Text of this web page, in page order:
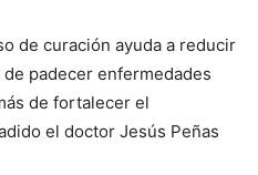
de curación ayuda a reducir
padecer enfermedades
de fortalecer el
el doctor Jesús Peñas